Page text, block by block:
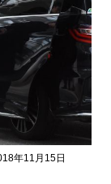
年11月15日